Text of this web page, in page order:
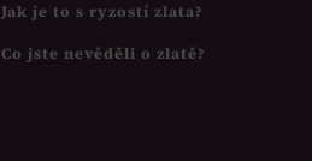
Jak je to s ryzostí zlata?
Co jste nevěděli o zlatě?